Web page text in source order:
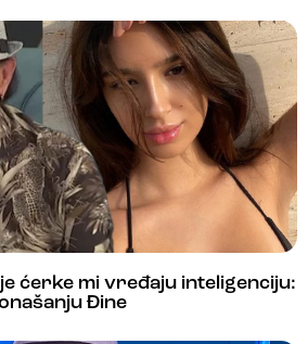
ćerke mi vređaju inteligenciju:
Đine